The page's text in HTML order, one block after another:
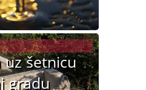
uz šetnicu
gradu